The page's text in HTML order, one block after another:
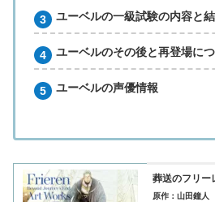
ユーベルの一級試験の内容と
ユーベルのその後と再登場に
ユーベルの声優情報
葬送のフリ
原作：山田鐘人